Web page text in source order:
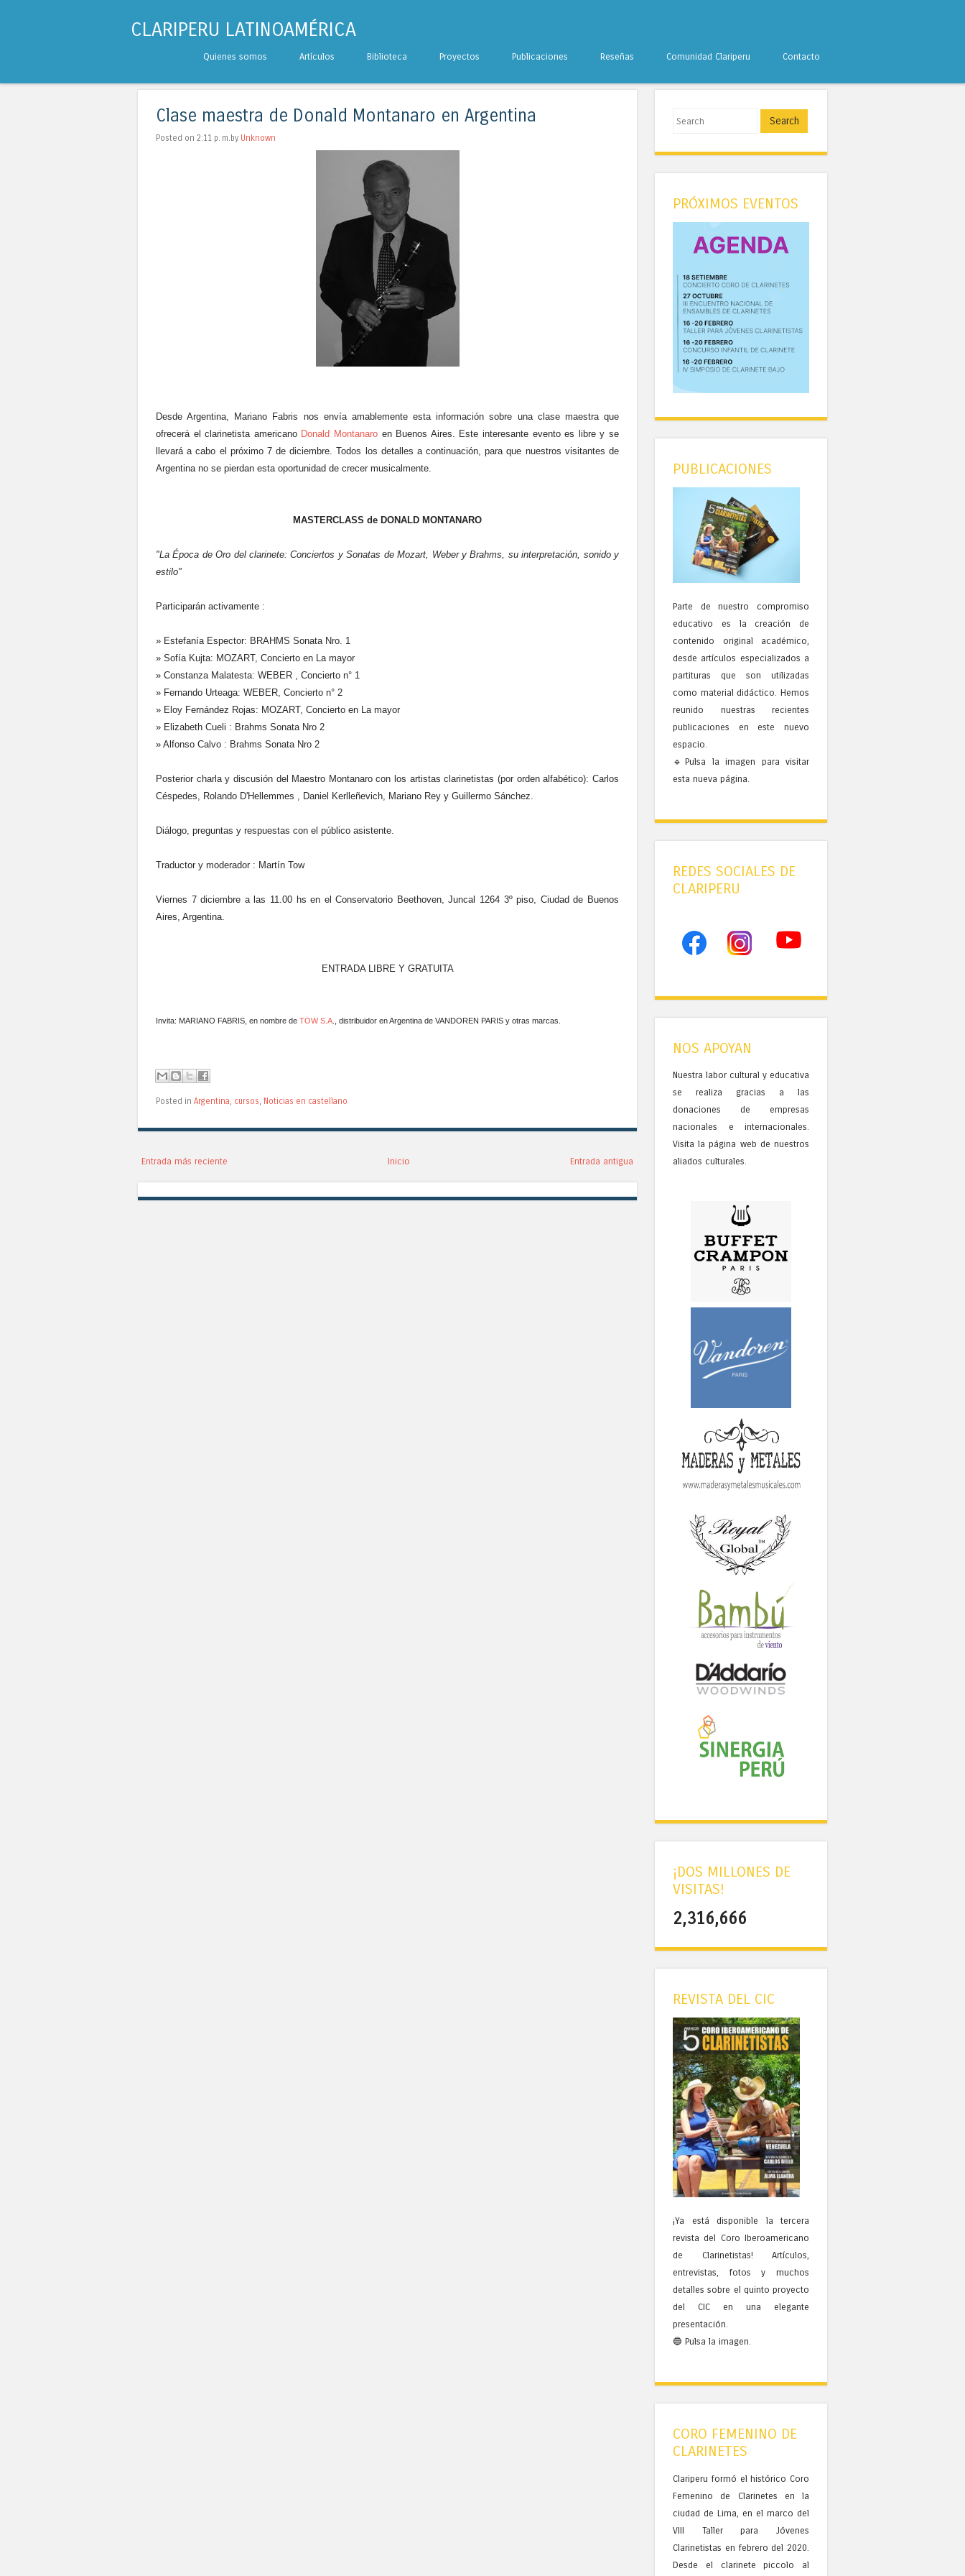
CLARIPERU LATINOAMÉRICA
Skip to content
Quienes somos Artículos Biblioteca Proyectos Publicaciones Reseñas Comunidad Clariperu Contacto
Clase maestra de Donald Montanaro en Argentina
Posted on 2:11 p. m.by Unknown
Desde Argentina, Mariano Fabris nos envía amablemente esta información sobre una clase maestra que
ofrecerá el clarinetista americano Donald Montanaro en Buenos Aires. Este interesante evento es libre y se
llevará a cabo el próximo 7 de diciembre. Todos los detalles a continuación, para que nuestros visitantes de
Argentina no se pierdan esta oportunidad de crecer musicalmente.
MASTERCLASS de DONALD MONTANARO
"La Época de Oro del clarinete: Conciertos y Sonatas de Mozart, Weber y Brahms, su interpretación, sonido y
estilo"
Participarán activamente :
» Estefanía Espector: BRAHMS Sonata Nro. 1
» Sofía Kujta: MOZART, Concierto en La mayor
» Constanza Malatesta: WEBER , Concierto n° 1
» Fernando Urteaga: WEBER, Concierto n° 2
» Eloy Fernández Rojas: MOZART, Concierto en La mayor
» Elizabeth Cueli : Brahms Sonata Nro 2
» Alfonso Calvo : Brahms Sonata Nro 2
Posterior charla y discusión del Maestro Montanaro con los artistas clarinetistas (por orden alfabético): Carlos
Céspedes, Rolando D'Hellemmes , Daniel Kerlleñevich, Mariano Rey y Guillermo Sánchez.
Diálogo, preguntas y respuestas con el público asistente.
Traductor y moderador : Martín Tow
Viernes 7 diciembre a las 11.00 hs en el Conservatorio Beethoven, Juncal 1264 3º piso, Ciudad de Buenos
Aires, Argentina.
ENTRADA LIBRE Y GRATUITA
Invita: MARIANO FABRIS, en nombre de TOW S.A ., distribuidor en Argentina de VANDOREN PARIS y otras marcas.
Posted in Argentina cursos Noticias en castellano
Entrada más reciente Entrada antigua
Inicio
Search
PRÓXIMOS EVENTOS
PUBLICACIONES
Parte de nuestro compromiso
educativo es la creación de
contenido original académico,
desde artículos especializados a
partituras que son utilizadas
como material didáctico. Hemos
reunido nuestras recientes
publicaciones en este nuevo
espacio.
🔹Pulsa la imagen para visitar
esta nueva página.
REDES SOCIALES DE
CLARIPERU
NOS APOYAN
Nuestra labor cultural y educativa
se realiza gracias a las
donaciones de empresas
nacionales e internacionales.
Visita la página web de nuestros
aliados culturales.
¡DOS MILLONES DE
VISITAS!
2,316,666
REVISTA DEL CIC
¡Ya está disponible la tercera
revista del Coro Iberoamericano
de Clarinetistas! Artículos,
entrevistas, fotos y muchos
detalles sobre el quinto proyecto
del CIC en una elegante
presentación.
🔵 Pulsa la imagen.
CORO FEMENINO DE
CLARINETES
Clariperu formó el histórico Coro
Femenino de Clarinetes en la
ciudad de Lima, en el marco del
VIII Taller para Jóvenes
Clarinetistas en febrero del 2020.
Desde el clarinete piccolo al